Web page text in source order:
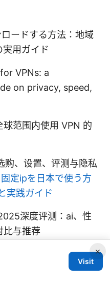
ードする方法：地域
用ガイド
VPNs: a
on privacy, speed,
范围内使用 VPN 的
购、设置、评测与隐私
定ipを日本で使う方
実践ガイド
深度评测：ai、性
比与推荐
×
Visit